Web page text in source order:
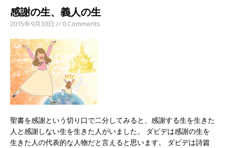
[ヨナ②] ヨナの時代について 〜地理〜
[ヨナ⑤]裁きたくない神様の心情、これと同じくこう
だと万物を通して語られる神様
感謝の生、義人の生
2015年9月30日 // 0 Comments
聖書を感謝という切り口で二分してみると、感謝する生を生きた
人と感謝しない生を生きた人がいました。 ダビデは感謝の生を
生きた人の代表的な人物だと言えると思います。 ダビデは詩篇